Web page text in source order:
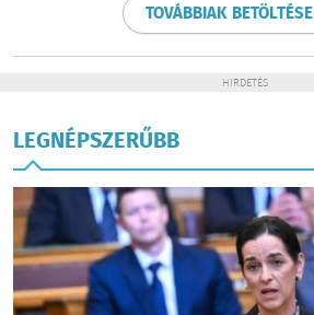
TOVÁBBIAK BETÖLTÉSE
HIRDETÉS
LEGNÉPSZERŰBB